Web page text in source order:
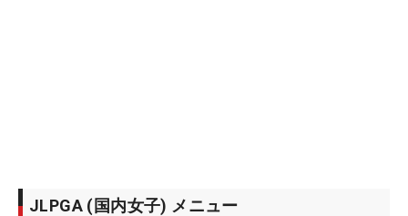
JLPGA (国内女子) メニュー